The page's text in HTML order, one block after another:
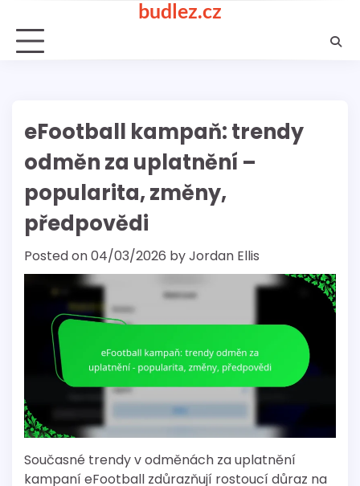
content
budlez.cz
eFootball kampaň: trendy
odměn za uplatnění –
popularita, změny,
předpovědi
Posted on04/03/2026 byJordan Ellis
Současné trendy v odměnách za uplatnění
kampaní eFootball zdůrazňují rostoucí důraz na